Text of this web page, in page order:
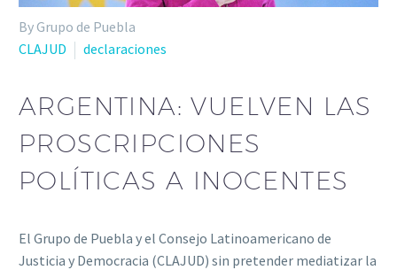
By Grupo de Puebla
CLAJUD
declaraciones
ARGENTINA: VUELVEN LAS
PROSCRIPCIONES
POLÍTICAS A INOCENTES
El Grupo de Puebla y el Consejo Latinoamericano de
Justicia y Democracia (CLAJUD) sin pretender mediatizar la